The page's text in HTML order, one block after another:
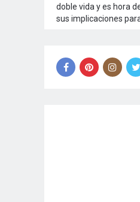
doble vida y es hora
sus implicaciones